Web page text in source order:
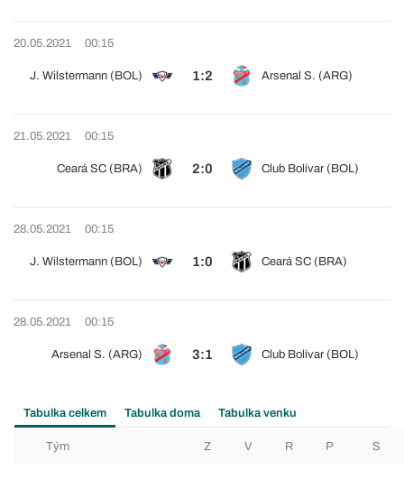
20.05.2021 00:15
J. Wilstermann (BOL) 1:2 Arsenal S. (ARG)
21.05.2021 00:15
Ceará SC (BRA) 2:0 Club Bolívar (BOL)
28.05.2021 00:15
J. Wilstermann (BOL) 1:0 Ceará SC (BRA)
28.05.2021 00:15
Arsenal S. (ARG) 3:1 Club Bolívar (BOL)
Tabulka celkem Tabulka doma Tabulka venku
Tým Z V R P S